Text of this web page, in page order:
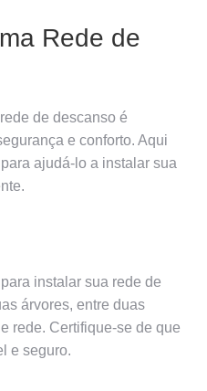
Rede de
de descanso é
e conforto. Aqui
ajudá-lo a instalar sua
instalar sua rede de
árvores, entre duas
rede. Certifique-se de que
e seguro.